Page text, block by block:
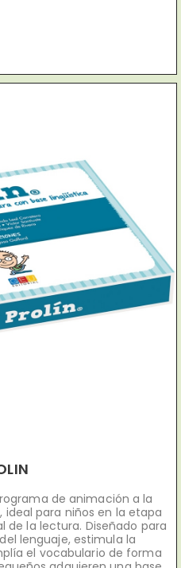
de animación a la
para niños en la etapa
de la lectura. Diseñado para
lenguaje, estimula la
el vocabulario de forma